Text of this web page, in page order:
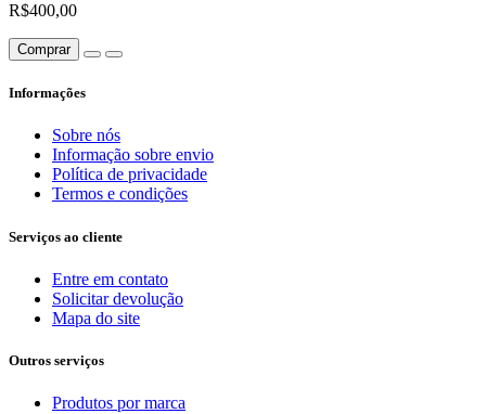
R$400,00
Comprar
Informações
Sobre nós
Informação sobre envio
Política de privacidade
Termos e condições
Serviços ao cliente
Entre em contato
Solicitar devolução
Mapa do site
Outros serviços
Produtos por marca